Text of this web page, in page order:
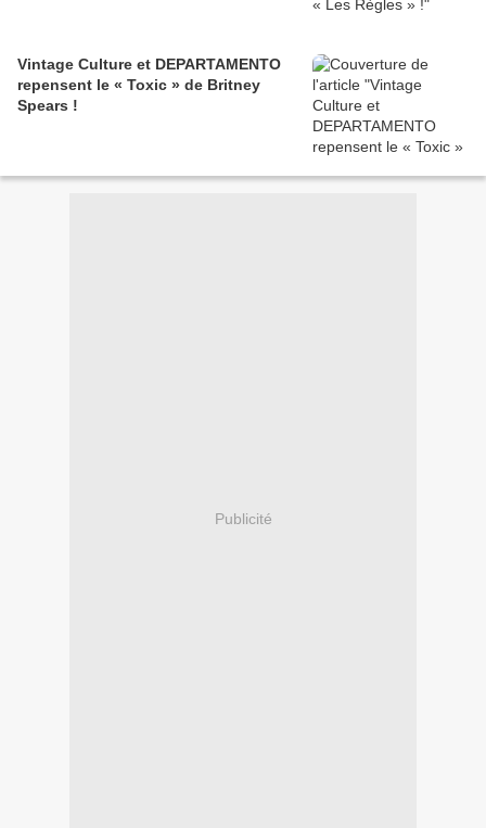
Vintage Culture et DEPARTAMENTO
repensent le « Toxic » de Britney
Spears !
Publicité